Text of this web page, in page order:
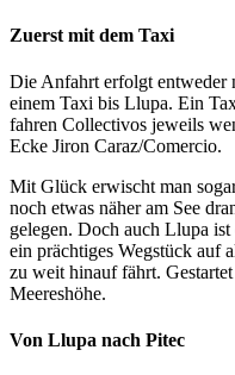
Zuerst mit dem Taxi
Die Anfahrt erfolgt entweder
einem Taxi bis Llupa. Ein
fahren Collectivos jeweils
Ecke Jiron Caraz/Comercio.
Mit Glück erwischt man
noch etwas näher am See
gelegen. Doch auch Llupa
ein prächtiges Wegstück auf
zu weit hinauf fährt.
Meereshöhe.
Von Llupa nach Pitec